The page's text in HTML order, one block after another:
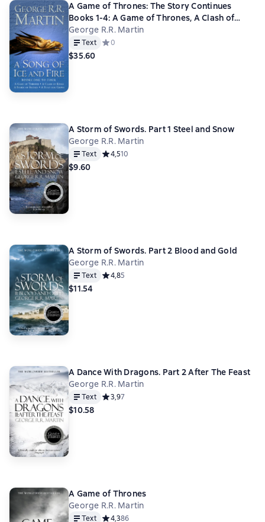
A Game of Thrones: The Story Continues
Books 1-4: A Game of Thrones, A Clash of
Kings, A Storm of Swords, A Feast for Crows
George R.R. Martin
Text Средний рейтинг 0 на основе 0 оценок
0
$35.60
A Storm of Swords. Part 1 Steel and Snow
George R.R. Martin
Text Средний рейтинг 4,5 на основе 10 оценок
4,510
$9.60
A Storm of Swords. Part 2 Blood and Gold
George R.R. Martin
Text Средний рейтинг 4,8 на основе 5 оценок
4,85
$11.54
A Dance With Dragons. Part 2 After The Feast
George R.R. Martin
Text Средний рейтинг 3,9 на основе 7 оценок
3,97
$10.58
A Game of Thrones
George R.R. Martin
Text Средний рейтинг 4,3 на основе 86 оценок
4,386